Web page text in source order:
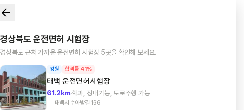
경상북도 운전면허 시험장
경상북도 근처 가까운 운전면허 시험장 5곳을 확인해 보세요.
강원 합격률 41%
태백 운전면허시험장
61.2km학과, 장내기능, 도로주행 가능
태백시 수아밭길 166